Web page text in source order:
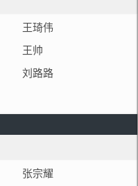
王琦伟
王帅
刘路路
张宗耀